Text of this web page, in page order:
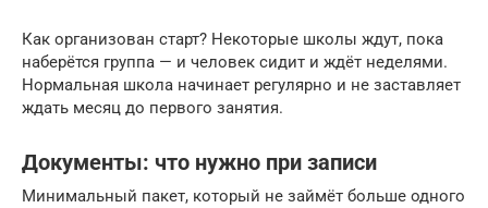
Как организован старт? Некоторые школы ждут, пока
наберётся группа — и человек сидит и ждёт неделями.
Нормальная школа начинает регулярно и не заставляет
ждать месяц до первого занятия.
Документы: что нужно при записи
Минимальный пакет, который не займёт больше одного